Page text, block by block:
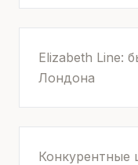
Elizabeth Line:
Лондона
Конкурентные